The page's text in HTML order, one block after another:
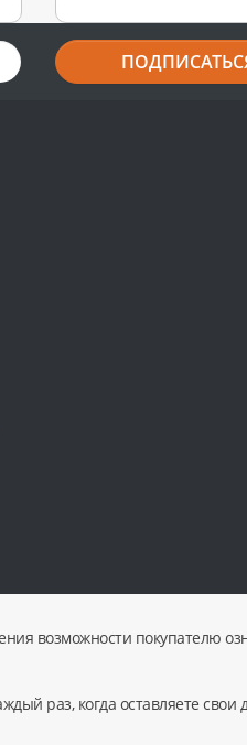
возможности покупателю
раз, когда оставляете